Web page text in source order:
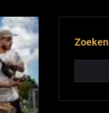
Zoeken